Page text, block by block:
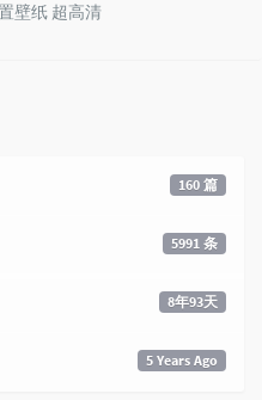
壁纸 超高清
160 篇
5991 条
8年93天
5 Years Ago